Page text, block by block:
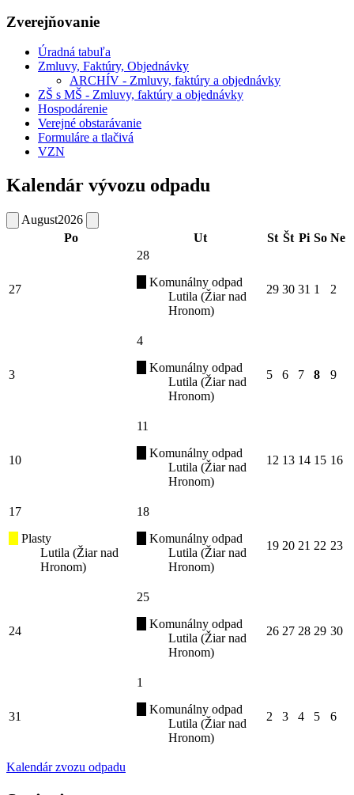
Zverejňovanie
Úradná tabuľa
Zmluvy, Faktúry, Objednávky
ARCHÍV - Zmluvy, faktúry a objednávky
ZŠ s MŠ - Zmluvy, faktúry a objednávky
Hospodárenie
Verejné obstarávanie
Formuláre a tlačivá
VZN
Kalendár vývozu odpadu
August2026
Po
Ut St Št Pi So Ne
27
28
Komunálny odpad
Lutila (Žiar nad
Hronom)
29 30 31 1 2
3
4
Komunálny odpad
Lutila (Žiar nad
Hronom)
5 6 7 8 9
10
11
Komunálny odpad
Lutila (Žiar nad
Hronom)
12 13 14 15 16
17
Plasty
Lutila (Žiar nad
Hronom)
18
Komunálny odpad
Lutila (Žiar nad
Hronom)
19 20 21 22 23
24
25
Komunálny odpad
Lutila (Žiar nad
Hronom)
26 27 28 29 30
31
1
Komunálny odpad
Lutila (Žiar nad
Hronom)
2 3 4 5 6
Kalendár zvozu odpadu